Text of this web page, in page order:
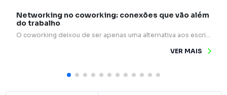
Networking no coworking: conexões que vão além
do trabalho
O coworking deixou de ser apenas uma alternativa aos escritórios tradicionais e passou a ocupar um papel estratégico na forma como profissionais e empresas se relacionam. Mais do que mesas compartilhadas e internet rápida, esses espaços são verdadeiros pontos de encontro para ideias, experiências e oportunidades. Um dos grandes diferenciais do coworking é o networking […]
VER MAIS